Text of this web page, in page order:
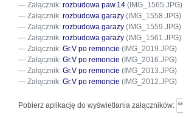
Załącznik: rozbudowa paw.14 (IMG_1565.JPG)
Załącznik: rozbudowa garaży (IMG_1558.JPG)
Załącznik: rozbudowa garaży (IMG_1559.JPG)
Załącznik: rozbudowa garaży (IMG_1561.JPG)
Załącznik: Gr.V po remoncie (IMG_2019.JPG)
Załącznik: Gr.V po remoncie (IMG_2016.JPG)
Załącznik: Gr.V po remoncie (IMG_2013.JPG)
Załącznik: Gr.V po remoncie (IMG_2012.JPG)
Pobierz aplikację do wyświetlania załączników: